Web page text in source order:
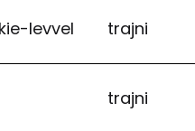
levvel trajni
trajni